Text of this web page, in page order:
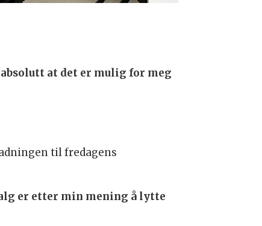
at det er mulig for meg
til fredagens
er etter min mening å lytte